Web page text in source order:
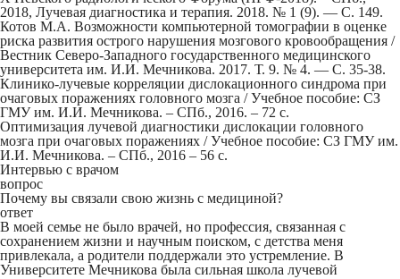
2018, Лучевая диагностика и терапия. 2018. № 1 (9). — С. 149.
Котов М.А. Возможности компьютерной томографии в оценке
риска развития острого нарушения мозгового кровообращения /
Вестник Северо-Западного государственного медицинского
университета им. И.И. Мечникова. 2017. Т. 9. № 4. — С. 35-38.
Клинико-лучевые корреляции дислокационного синдрома при
очаговых поражениях головного мозга / Учебное пособие: СЗ
ГМУ им. И.И. Мечникова. – СПб., 2016. – 72 с.
Оптимизация лучевой диагностики дислокации головного
мозга при очаговых поражениях / Учебное пособие: СЗ ГМУ им.
И.И. Мечникова. – СПб., 2016 – 56 с.
Интервью с врачом
вопрос
Почему вы связали свою жизнь с медициной?
ответ
В моей семье не было врачей, но профессия, связанная с
сохранением жизни и научным поиском, с детства меня
привлекала, а родители поддержали это устремление. В
Университете Мечникова была сильная школа лучевой